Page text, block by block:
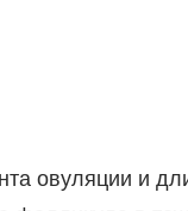
овуляции и